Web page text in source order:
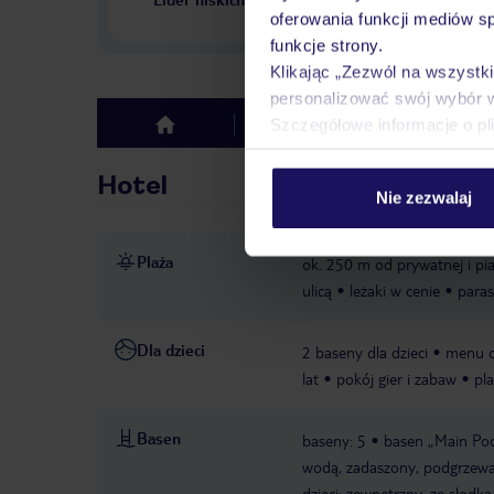
oferowania funkcji mediów
funkcje strony.
Klikając „Zezwól na
personalizować swój wybór
Szczegółowe informacje o
Nie zezwalaj
w Polsce
top Hotel Opinie
Hotel
Plaża ok. 250 m od prywatnej i
ulicą
leżaki w cenie
Dla dzieci 2 baseny dla dzieci menu
lat
pokój gier i zabaw
Basen baseny: 5 basen „Main
wodą, zadaszony,